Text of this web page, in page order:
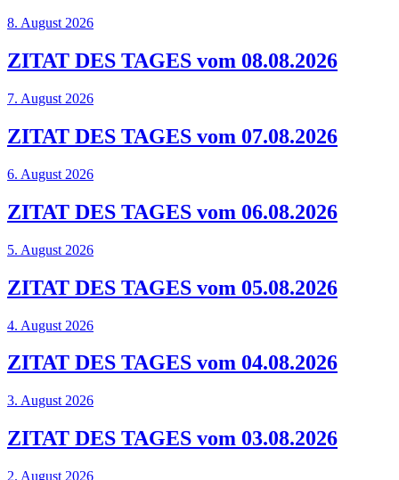
8. August 2026
ZITAT DES TAGES vom 08.08.2026
7. August 2026
ZITAT DES TAGES vom 07.08.2026
6. August 2026
ZITAT DES TAGES vom 06.08.2026
5. August 2026
ZITAT DES TAGES vom 05.08.2026
4. August 2026
ZITAT DES TAGES vom 04.08.2026
3. August 2026
ZITAT DES TAGES vom 03.08.2026
2. August 2026